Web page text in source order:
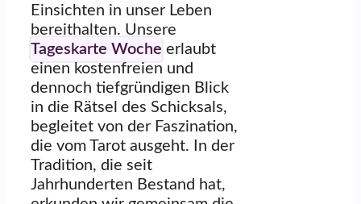
Einsichten in unser Leben
bereithalten. Unsere
Tageskarte Woche erlaubt
einen kostenfreien und
dennoch tiefgründigen Blick
in die Rätsel des Schicksals,
begleitet von der Faszination,
die vom Tarot ausgeht. In der
Tradition, die seit
Jahrhunderten Bestand hat,